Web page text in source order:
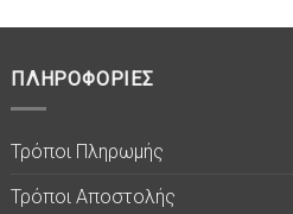
ΠΛΗΡΟΦΟΡΙΕΣ
Τρόποι Πληρωμής
Τρόποι Αποστολής